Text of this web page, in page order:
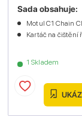
1 Skladem
Sada obsahuje:
Motul C1 Chain
Kartáč na čištění